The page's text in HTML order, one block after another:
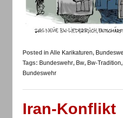
Posted in Alle Karikaturen,
Tags: Bundeswehr, Bw, Bw-Tradition,
Bundeswehr
Iran-Konflikt